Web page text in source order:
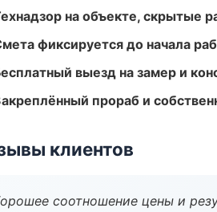
на объекте, скрытые
фиксируется до начала
выезд на замер и
прораб и
клиентов
соотношение цены и